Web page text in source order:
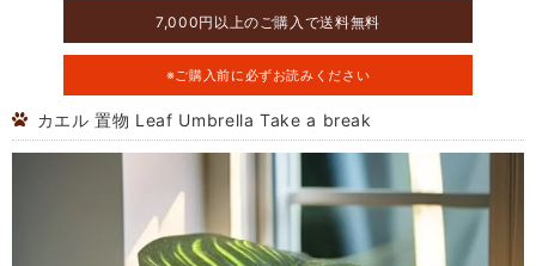
7,000円以上のご購入で送料無料
※ご購入前に必ずお読みください
カエル 置物 Leaf Umbrella Take a break